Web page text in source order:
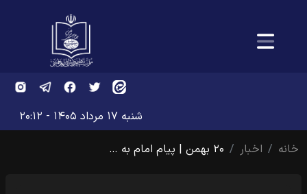
شنبه ۱۷ مرداد ۱۴۰۵ - ۲۰:۱۲
خانه
اخبار ۲۰ بهمن | پیام امام به …